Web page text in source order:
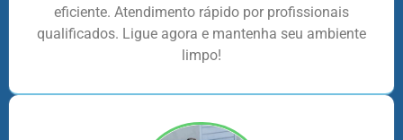
eficiente. Atendimento rápido por profissionais
qualificados. Ligue agora e mantenha seu ambiente
limpo!